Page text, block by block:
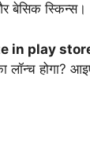
बेसिक स्किन्स।
in play
लॉन्च होगा?